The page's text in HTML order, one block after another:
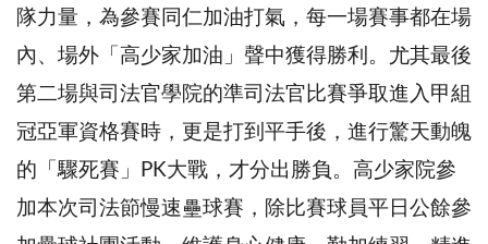
隊力量，為參賽同仁加油打氣，每一場賽事都在場
內、場外「高少家加油」聲中獲得勝利。尤其最後
第二場與司法官學院的準司法官比賽爭取進入甲組
冠亞軍資格賽時，更是打到平手後，進行驚天動魄
的「驟死賽」PK大戰，才分出勝負。高少家院參
加本次司法節慢速壘球賽，除比賽球員平日公餘參